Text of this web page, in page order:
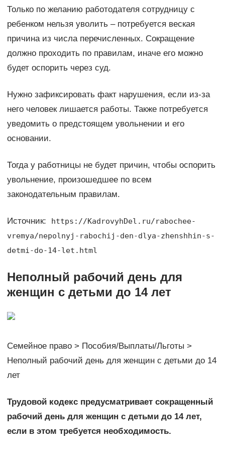
Только по желанию работодателя сотрудницу с
ребенком нельзя уволить – потребуется веская
причина из числа перечисленных. Сокращение
должно проходить по правилам, иначе его можно
будет оспорить через суд.
Нужно зафиксировать факт нарушения, если из-за
него человек лишается работы. Также потребуется
уведомить о предстоящем увольнении и его
основании.
Тогда у работницы не будет причин, чтобы оспорить
увольнение, произошедшее по всем
законодательным правилам.
Источник:
https://KadrovyhDel.ru/rabochee-
vremya/nepolnyj-rabochij-den-dlya-zhenshhin-s-
detmi-do-14-let.html
Неполный рабочий день для
женщин с детьми до 14 лет
Семейное право > Пособия/Выплаты/Льготы >
Неполный рабочий день для женщин с детьми до 14
лет
Трудовой кодекс предусматривает сокращенный
рабочий день для женщин с детьми до 14 лет,
если в этом требуется необходимость.